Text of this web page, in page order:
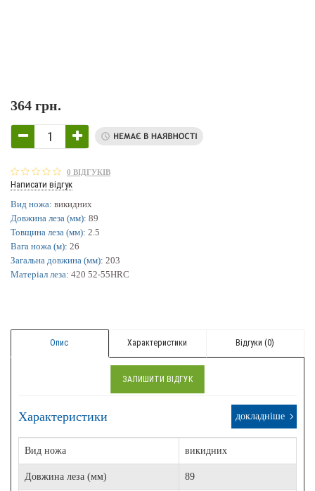
364 грн.
0 ВІДГУКІВ
Написати відгук
Вид ножа: викидних
Довжина леза (мм): 89
Товщина леза (мм): 2.5
Вага ножа (м): 26
Загальна довжина (мм): 203
Матеріал леза: 420 52-55HRC
ЗАЛИШИТИ ВІДГУК
Опис Характеристики Відгуки (0)
Характеристики докладніше
Вид ножа викидних
Довжина леза (мм) 89